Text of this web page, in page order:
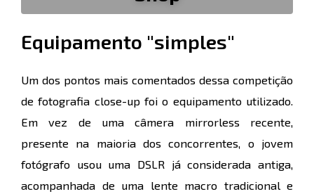
Equipamento "simples"
Um dos pontos mais comentados dessa competição
de fotografia close-up foi o equipamento utilizado.
Em vez de uma câmera mirrorless recente,
presente na maioria dos concorrentes, o jovem
fotógrafo usou uma DSLR já considerada antiga,
acompanhada de uma lente macro tradicional e